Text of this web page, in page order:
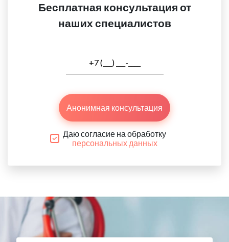
Бесплатная консультация от
наших специалистов
Анонимная консультация
Даю согласие на обработку
персональных данных